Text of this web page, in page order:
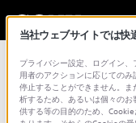
総合サポー
当社ウェブサイトでは快
プライバシー設定、ログイン
用者のアクションに応じての
停止することができません。
析するため、あるいは個々の
供する等の目的のため、